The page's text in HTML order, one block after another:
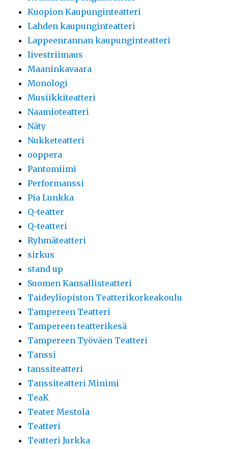
Kuopion Kaupunginteatteri
Lahden kaupunginteatteri
Lappeenrannan kaupunginteatteri
livestriimaus
Maaninkavaara
Monologi
Musiikkiteatteri
Naamioteatteri
Näty
Nukketeatteri
ooppera
Pantomiimi
Performanssi
Pia Lunkka
Q-teatter
Q-teatteri
Ryhmäteatteri
sirkus
stand up
Suomen Kansallisteatteri
Taideyliopiston Teatterikorkeakoulu
Tampereen Teatteri
Tampereen teatterikesä
Tampereen Työväen Teatteri
Tanssi
tanssiteatteri
Tanssiteatteri Minimi
TeaK
Teater Mestola
Teatteri
Teatteri Jurkka